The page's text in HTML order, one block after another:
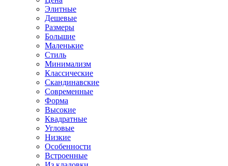
Элитные
Дешевые
Размеры
Большие
Маленькие
Стиль
Минимализм
Классические
Скандинавские
Современные
Форма
Высокие
Квадратные
Угловые
Низкие
Особенности
Встроенные